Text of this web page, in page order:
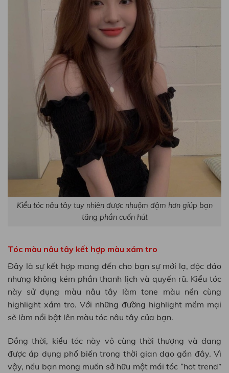
Kiểu tóc nâu tây tuy nhiên được nhuộm đậm hơn giúp bạn
tăng phần cuốn hút
Tóc màu nâu tây kết hợp màu xám tro
Đây là sự kết hợp mang đến cho bạn sự mới lạ, độc đáo
nhưng không kém phần thanh lịch và quyến rũ. Kiểu tóc
này sử dụng màu nâu tây làm tone màu nền cùng
highlight xám tro. Với những đường highlight mềm mại
sẽ làm nổi bật lên màu tóc nâu tây của bạn.
Đồng thời, kiểu tóc này vô cùng thời thượng và đang
được áp dụng phổ biến trong thời gian dạo gần đây. Vì
vậy, nếu bạn mong muốn sở hữu một mái tóc “hot trend”